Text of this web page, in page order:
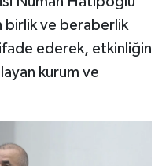
birlik ve beraberlik
ederek, etkinliğin
kurum ve